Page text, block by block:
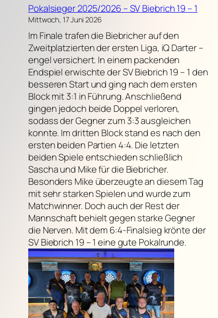
Pokalsieger 2025/2026 – SV Biebrich 19 – 1
Mittwoch, 17 Juni 2026
Im Finale trafen die Biebricher auf den
Zweitplatzierten der ersten Liga, iQ Darter –
engel versichert. In einem packenden
Endspiel erwischte der SV Biebrich 19 – 1 den
besseren Start und ging nach dem ersten
Block mit 3:1 in Führung. Anschließend
gingen jedoch beide Doppel verloren,
sodass der Gegner zum 3:3 ausgleichen
konnte. Im dritten Block stand es nach den
ersten beiden Partien 4:4. Die letzten
beiden Spiele entschieden schließlich
Sascha und Mike für die Biebricher.
Besonders Mike überzeugte an diesem Tag
mit sehr starken Spielen und wurde zum
Matchwinner. Doch auch der Rest der
Mannschaft behielt gegen starke Gegner
die Nerven. Mit dem 6:4-Finalsieg krönte der
SV Biebrich 19 – 1 eine gute Pokalrunde.